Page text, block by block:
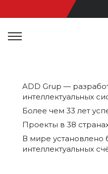
ADD Grup —
интеллектуальных
Более чем 33 лет
Проекты в 38
В мире установлено
интеллектуальных